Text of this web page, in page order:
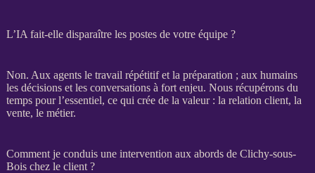
L’IA fait-elle disparaître les postes de votre équipe ?
Non. Aux agentsle travail répétitif et la préparation ; aux humains
les décisions et les conversations à fort enjeu. Nous récupérons du
temps pour l’essentiel, ce qui crée de la valeur : la relation client, la
vente, le métier.
Comment je conduis une intervention aux abords de Clichy-sous-
Bois chez le client ?